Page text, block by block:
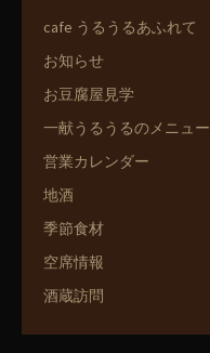
cafe うるうるあふれて
お知らせ
お豆腐屋見学
一献うるうるのメニュー
営業カレンダー
地酒
季節食材
空席情報
酒蔵訪問